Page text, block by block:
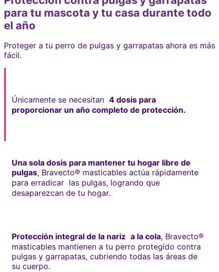
para tu mascota y tu casa durante todo
el año
Proteger a tu perro de pulgas y garrapatas ahora es más
fácil.
Únicamente se necesitan 4 dosis para
proporcionar un año completo de protección.
Una sola dosis para mantener tu hogar libre de
pulgas, Bravecto® masticables actúa rápidamente
para erradicar las pulgas, logrando que
desaparezcan de tu hogar.
Protección integral de la nariz a la cola, Bravecto®
masticables mantienen a tu perro protegido contra
pulgas y garrapatas, cubriendo todas las áreas de
su cuerpo.